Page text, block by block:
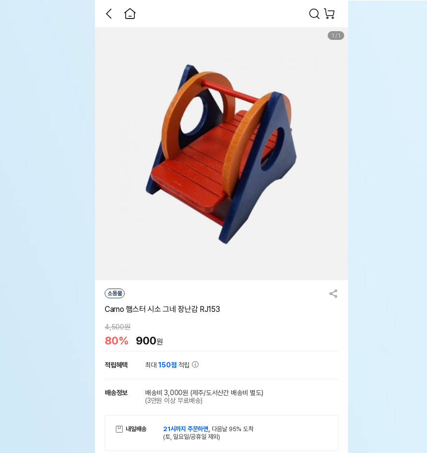
1 / 1
소동물
Carno 햄스터 시소 그네 장난감 RJ153
4,500원
80% 900원
적립혜택 최대150점 적립
배송정보 배송비 3,000원 (제주/도서산간 배송비 별도)
(3만원 이상 무료배송)
내일배송 21시까지 주문하면, 다음날 95% 도착
(토, 일요일/공휴일 제외)